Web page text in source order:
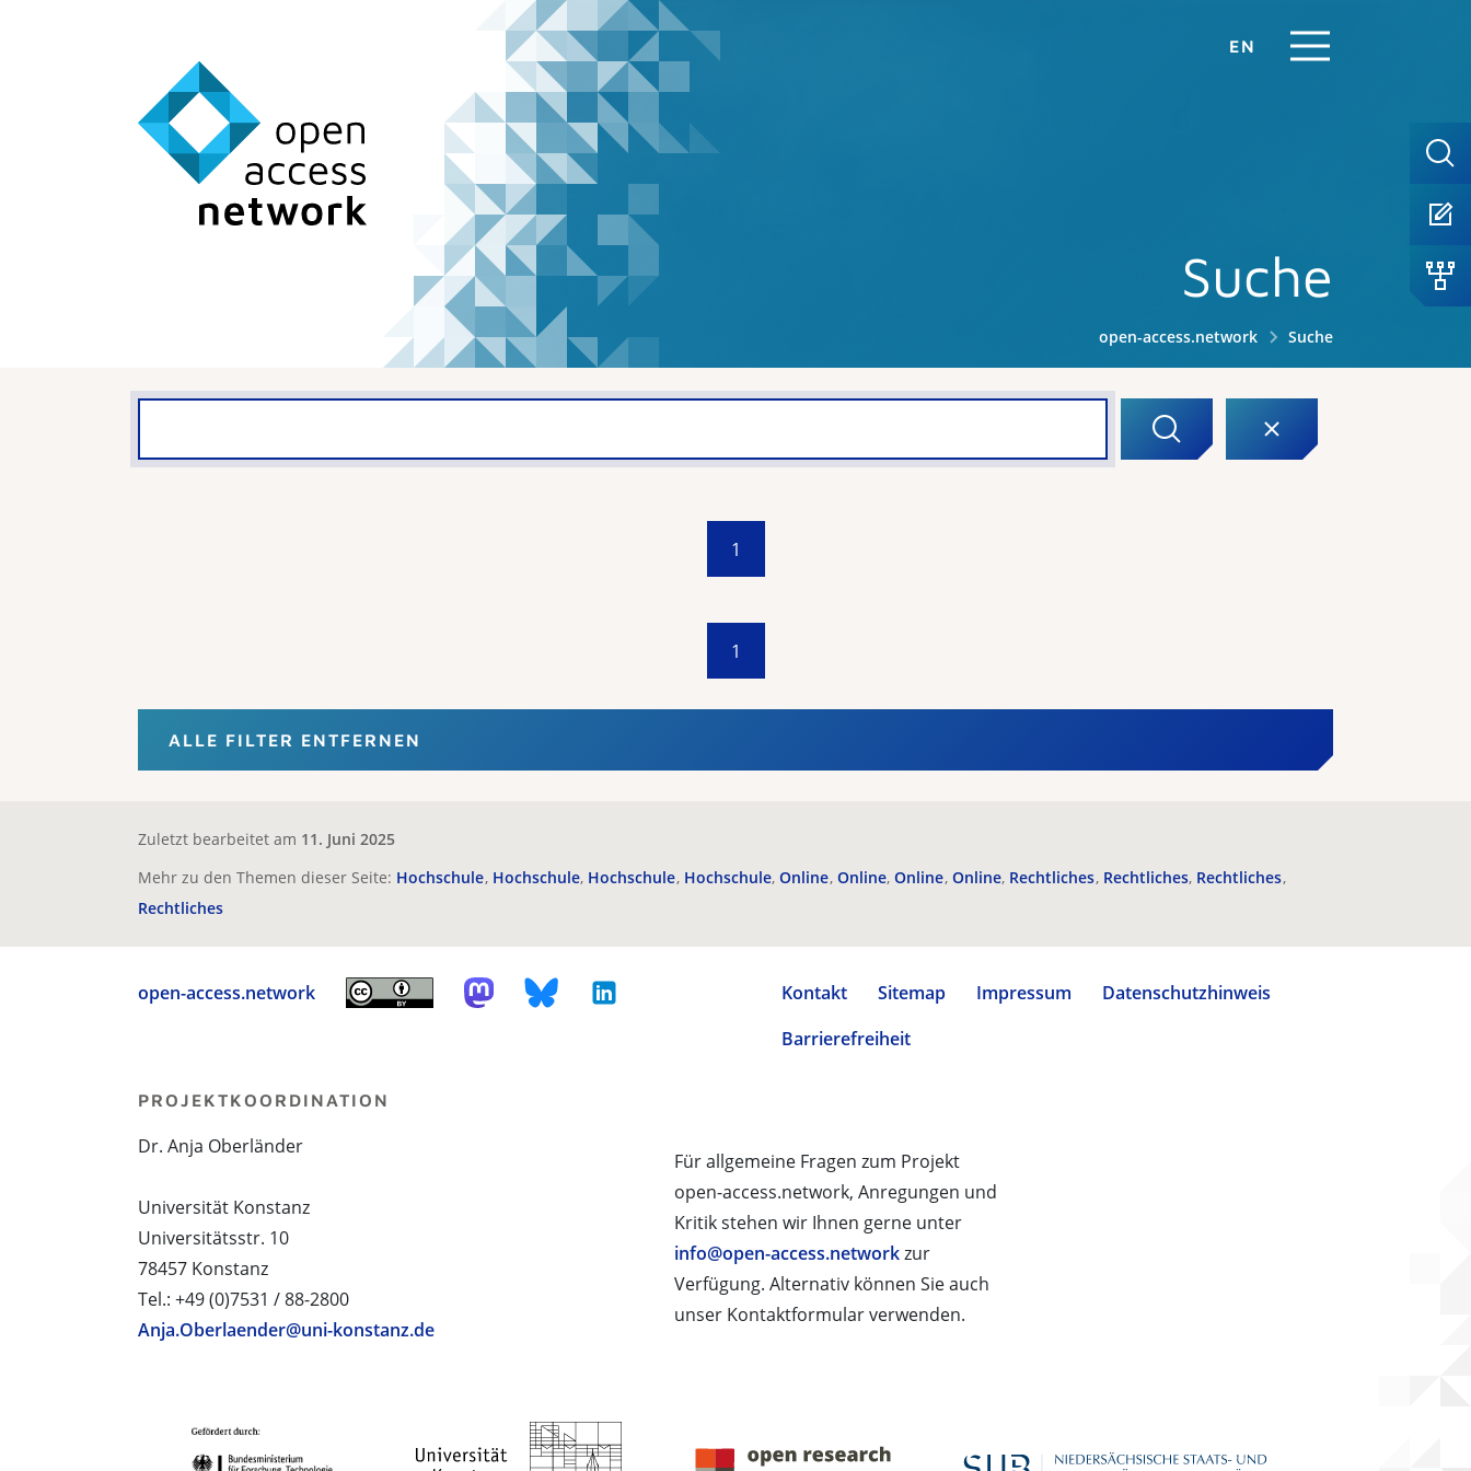
EN
Suche
open-access.network Suche
1
1
ALLE FILTER ENTFERNEN
Zuletzt bearbeitet am 11. Juni 2025
Mehr zu den Themen dieser Seite: Hochschule Hochschule Hochschule Hochschule Online Online Online Online Rechtliches Rechtliches Rechtliches
Rechtliches
open-access.network Kontakt Sitemap Impressum
Datenschutzhinweis
Barrierefreiheit
Für allgemeine Fragen zum Projekt
open-access.network, Anregungen und
Kritik stehen wir Ihnen gerne unter
info@open-access.networkzur
Verfügung. Alternativ können Sie auch
unser Kontaktformular verwenden.
PROJEKTKOORDINATION
Dr. Anja Oberländer
Universität Konstanz
Universitätsstr. 10
78457 Konstanz
Tel.: +49 (0)7531 / 88-2800
Anja.Oberlaender@uni-konstanz.de